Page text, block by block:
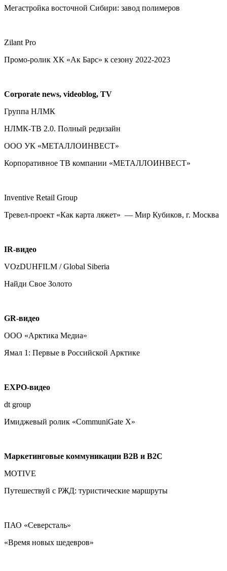
Мегастройка восточной Сибири: завод полимеров
Zilant Pro
Промо-ролик ХК «Ак Барс» к сезону 2022-2023
Corporate news, videoblog, TV
Группа НЛМК
НЛМК-ТВ 2.0. Полный редизайн
ООО УК «МЕТАЛЛОИНВЕСТ»
Корпоративное ТВ компании «МЕТАЛЛОИНВЕСТ»
Inventive Retail Group
Тревел-проект «Как карта ляжет» ­ — Мир Кубиков, г. Москва
IR-видео
VOzDUHFILM / Global Siberia
Найди Свое Золото
GR-видео
ООО «Арктика Медиа»
Ямал 1: Первые в Российской Арктике
EXPO-видео
dt group
Имиджевый ролик «CommuniGate X»
Маркетинговые коммуникации B2B и B2C
MOTIVE
Путешествуй с РЖД: туристические маршруты
ПАО «Северсталь»
«Время новых шедевров»